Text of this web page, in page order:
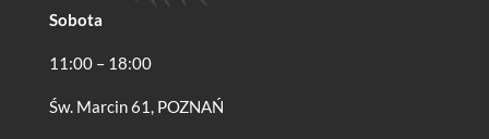
Sobota
11:00 – 18:00
Św. Marcin 61, POZNAŃ